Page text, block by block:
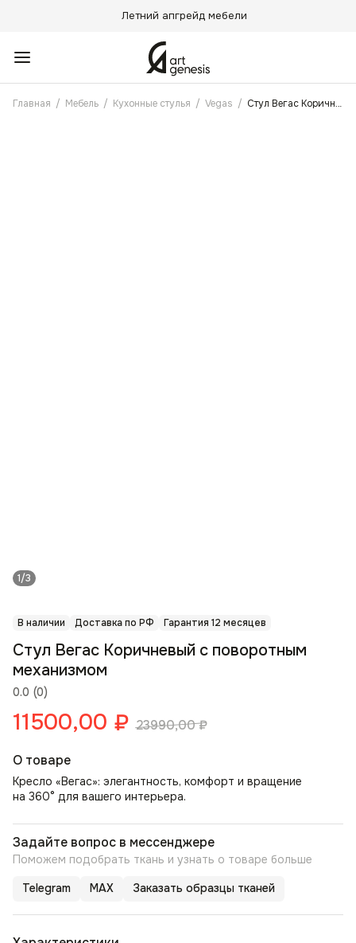
Летний апгрейд мебели
Главная / Мебель / Кухонные стулья / Vegas / Стул Вегас Коричневый с поворотным механизмом
1/3
В наличии Доставка по РФ Гарантия 12 месяцев
0.0 (0)
Стул Вегас Коричневый с поворотным
механизмом
11500,00 ₽ 23990,00₽
О товаре
Кресло «Вегас»: элегантность, комфорт и вращение
на 360° для вашего интерьера.
Задайте вопрос в мессенджере
Поможем подобрать ткань и узнать о товаре больше
Telegram MAX Заказать образцы тканей